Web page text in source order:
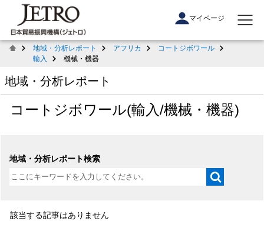
マイページ
地域・分析レポート アフリカ
コートジボワール
輸入
機械・機器
地域・分析レポート
コートジボワール(輸入/機械・機器)
地域・分析レポート検索
該当する記事はありません